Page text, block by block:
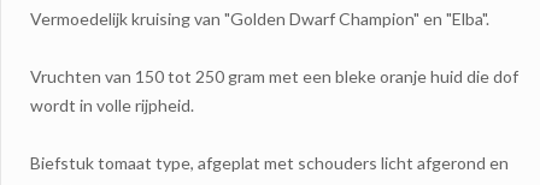
Vermoedelijk kruising van "Golden Dwarf Champion" en "Elba".
Vruchten van 150 tot 250 gram met een bleke oranje huid die dof
wordt in volle rijpheid.
Biefstuk tomaat type, afgeplat met schouders licht afgerond en